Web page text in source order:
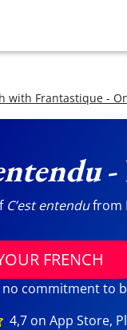
with Frantastique -
-
C’est entendufrom
FRENCH
no commitment to
4,7 on App Store,